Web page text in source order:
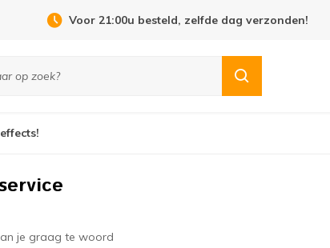
Voor 21:00u besteld, zelfde dag verzonden!
je graag te woord